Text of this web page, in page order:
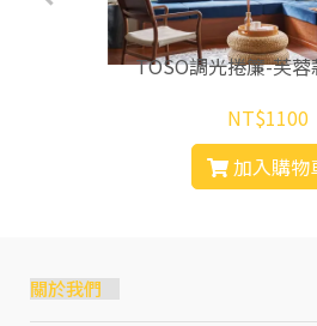
TOSO調光捲簾-芙
NT$1100
加入購物
關於我們